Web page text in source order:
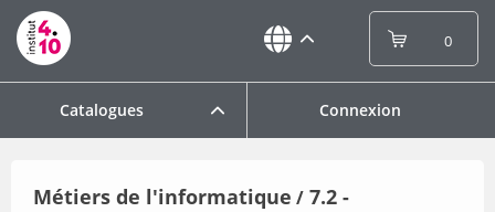
Catalogues Connexion
0
Métiers de l'informatique / 7.2 -